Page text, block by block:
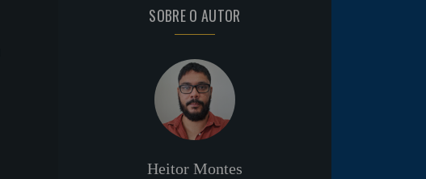
SOBRE O AUTOR
Heitor Montes